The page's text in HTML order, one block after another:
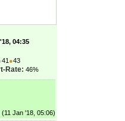
04:35
41 ●43
Rate: 46%
(11 Jan '18, 05:06)